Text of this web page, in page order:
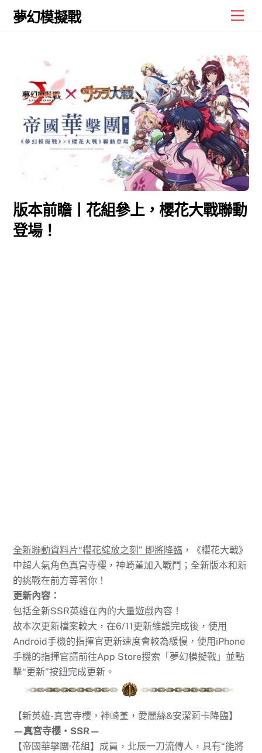
Skip
夢幻模擬戰
版本前瞻丨花組參上，櫻花大戰聯動
登場！
全新聯動資料片“櫻花綻放之刻” 即將降臨 ，《櫻花大戰》
中超人氣角色真宮寺櫻，神崎堇加入戰鬥；全新版本和新
的挑戰在前方等著你！
更新內容：
包括全新SSR英雄在內的大量遊戲內容！
故本次更新檔案較大，在6/11更新維護完成後，使用
Android手機的指揮官更新速度會較為緩慢，使用iPhone
手機的指揮官請前往App Store搜索「夢幻模擬戰」並點
擊“更新”按鈕完成更新。
【新英雄-真宮寺櫻，神崎堇，愛麗絲&安潔莉卡降臨】
—真宮寺櫻‧SSR—
【帝國華擊團·花組】成員，北辰一刀流傳人，具有“能將